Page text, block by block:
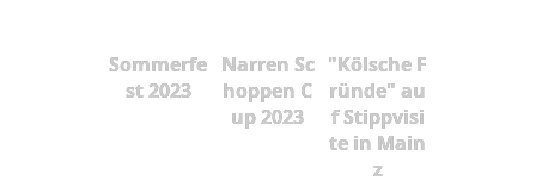
Sommerfe
st 2023
Narren Sc
hoppen C
up 2023
"Kölsche F
ründe" au
f Stippvisi
te in Main
z